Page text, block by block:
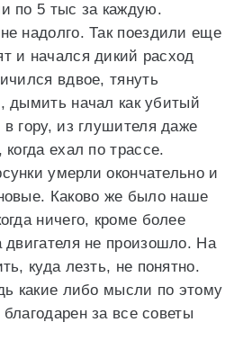
по 5 тыс за каждую.
надолго. Так поездили еще
и начался дикий расход
вдвое, тянуть
дымить начал как убитый
гору, из глушителя даже
ехал по трассе.
умерли окончательно и
Каково же было наше
ничего, кроме более
двигателя не произошло. На
куда лезть, не понятно.
какие либо мысли по этому
за все советы